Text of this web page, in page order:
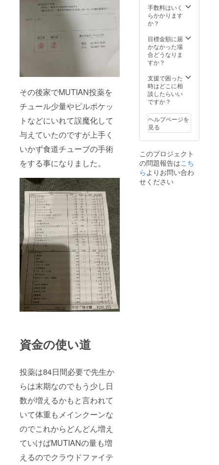
その後家でMUTIAN投薬を
チュール少量やピルポケッ
トなどにいれて誤魔化して
与えていたのですが上手く
いかず食道チューブの手術
をする事になりました。
資金の使い道
投薬は84日間必要で先生か
らは末期なのでもう少し日
数が増えるかもと言われて
いて体重もメインクーンな
のでこれからどんどん増え
ていけばMUTIANの量も増
えるのでクラウドファイテ
手数料はいく
らかかります
か？
目標金額に届
かなかった場
合どうなりま
すか？
支援で困った
時はどこに相
談したらいい
ですか？
ヘルプページを
見る
このプロジェクト
の問題報告はこち
ら よりお問い合わ
せください